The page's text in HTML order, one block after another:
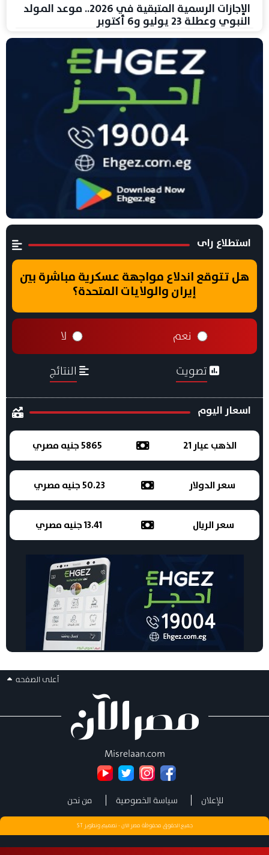
الإجازات الرسمية المتبقية في 2026.. موعد المولد
النبوي وعطلة 23 يوليو و6 أكتوبر
استطلاع راى
هل تتوقع اندلاع مواجهة عسكرية مباشرة بين
إيران والولايات المتحدة؟
نعم لا
تصويت النتائج
اسعار اليوم
الذهب عيار 21 5865 جنيه مصري
سعر الدولار 50.23 جنيه مصري
سعر الريال 13.41 جنيه مصري
أعلى الصفحه
Misrelaan.com
للإعلان سياسة الخصوصية من نحن
جميع الحقوق محفوظة مصر الان - تصميم وتطويرST